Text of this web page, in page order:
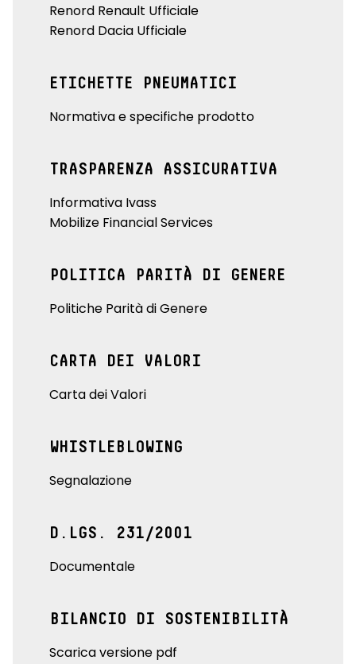
Renord Renault Ufficiale
Renord Dacia Ufficiale
ETICHETTE PNEUMATICI
Normativa e specifiche prodotto
TRASPARENZA ASSICURATIVA
Informativa Ivass
Mobilize Financial Services
POLITICA PARITÀ DI GENERE
Politiche Parità di Genere
CARTA DEI VALORI
Carta dei Valori
WHISTLEBLOWING
Segnalazione
D.LGS. 231/2001
Documentale
BILANCIO DI SOSTENIBILITÀ
Scarica versione pdf